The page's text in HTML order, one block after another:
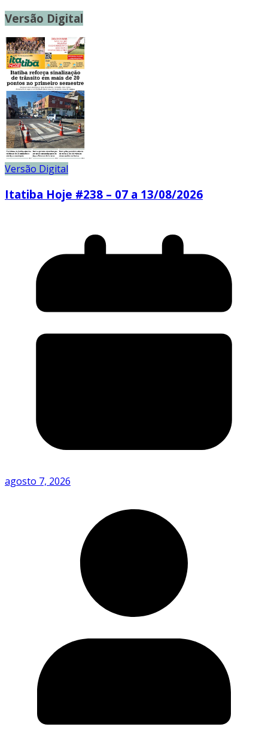
Versão Digital
Versão Digital
Itatiba Hoje #238 – 07 a 13/08/2026
agosto 7, 2026